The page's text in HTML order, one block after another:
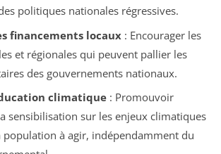
politiques nationales régressives.
financements locaux: Encourager les
et régionales qui peuvent pallier les
des gouvernements nationaux.
climatique: Promouvoir
sensibilisation sur les enjeux climatiques
population à agir, indépendamment du